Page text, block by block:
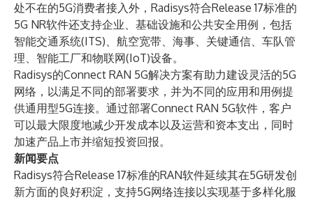
处不在的5G消费者接入外，Radisys符合Release 17标准的
5G NR软件还支持企业、基础设施和公共安全用例，包括
智能交通系统(ITS)、航空宽带、海事、关键通信、车队管
理、智能工厂和物联网(IoT)设备。
Radisys的Connect RAN 5G解决方案有助力建设灵活的5G
网络，以满足不同的部署要求，并为不同的应用和用例提
供通用型5G连接。通过部署Connect RAN 5G软件，客户
可以最大限度地减少开发成本以及运营和资本支出，同时
加速产品上市并缩短投资回报。
新闻要点
Radisys符合Release 17标准的RAN软件延续其在5G研发创
新方面的良好积淀，支持5G网络连接以实现基于多样化服